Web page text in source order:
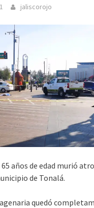
jaliscorojo
años de edad murió
de Tonalá.
quedó